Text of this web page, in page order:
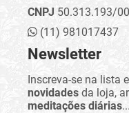
CNPJ 50.313.193/
(11) 981017437
Newsletter
Inscreva-se na lista
novidades da loja,
meditações diárias...